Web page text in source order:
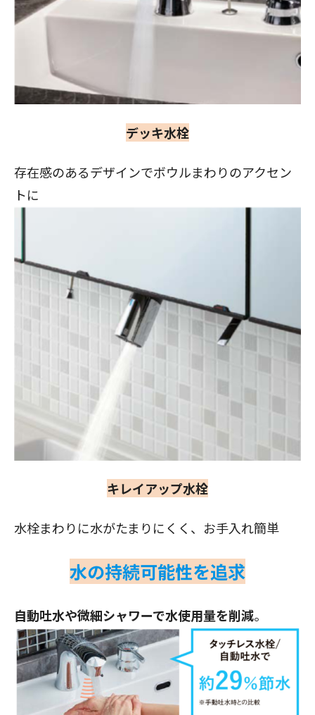
デッキ水栓
存在感のあるデザインでボウルまわりのアクセン
トに
キレイアップ水栓
水栓まわりに水がたまりにくく、お手入れ簡単
水の持続可能性を追求
自動吐水や微細シャワーで水使用量を削減。